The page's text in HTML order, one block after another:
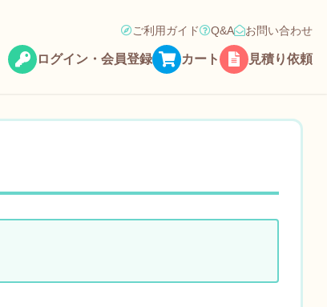
ご利用ガイド Q&A お問い合わせ
ログイン・会員登録 カート 見積り依頼